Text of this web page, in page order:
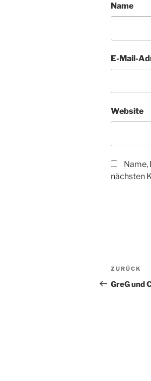
Name
E-Mail-
Website
Name,
nächsten
Vorheriger
Beitrag
ZURÜCK
GreG und